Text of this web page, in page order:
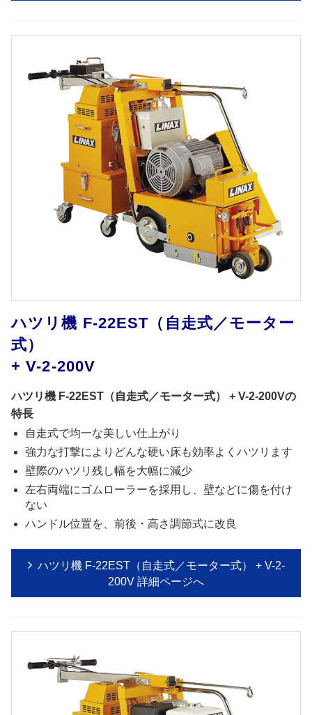
ハツリ機 F-22EST（自走式／モーター
式）
+ V-2-200V
ハツリ機 F-22EST（自走式／モーター式） + V-2-200Vの
特長
自走式で均一な美しい仕上がり
強力な打撃によりどんな硬い床も効率よくハツリます
壁際のハツリ残し幅を大幅に減少
左右両端にゴムローラーを採用し、壁などに傷を付け
ない
ハンドル位置を、前後・高さ調節式に改良
ハツリ機 F-22EST（自走式／モーター式） + V-2-
200V 詳細ページへ